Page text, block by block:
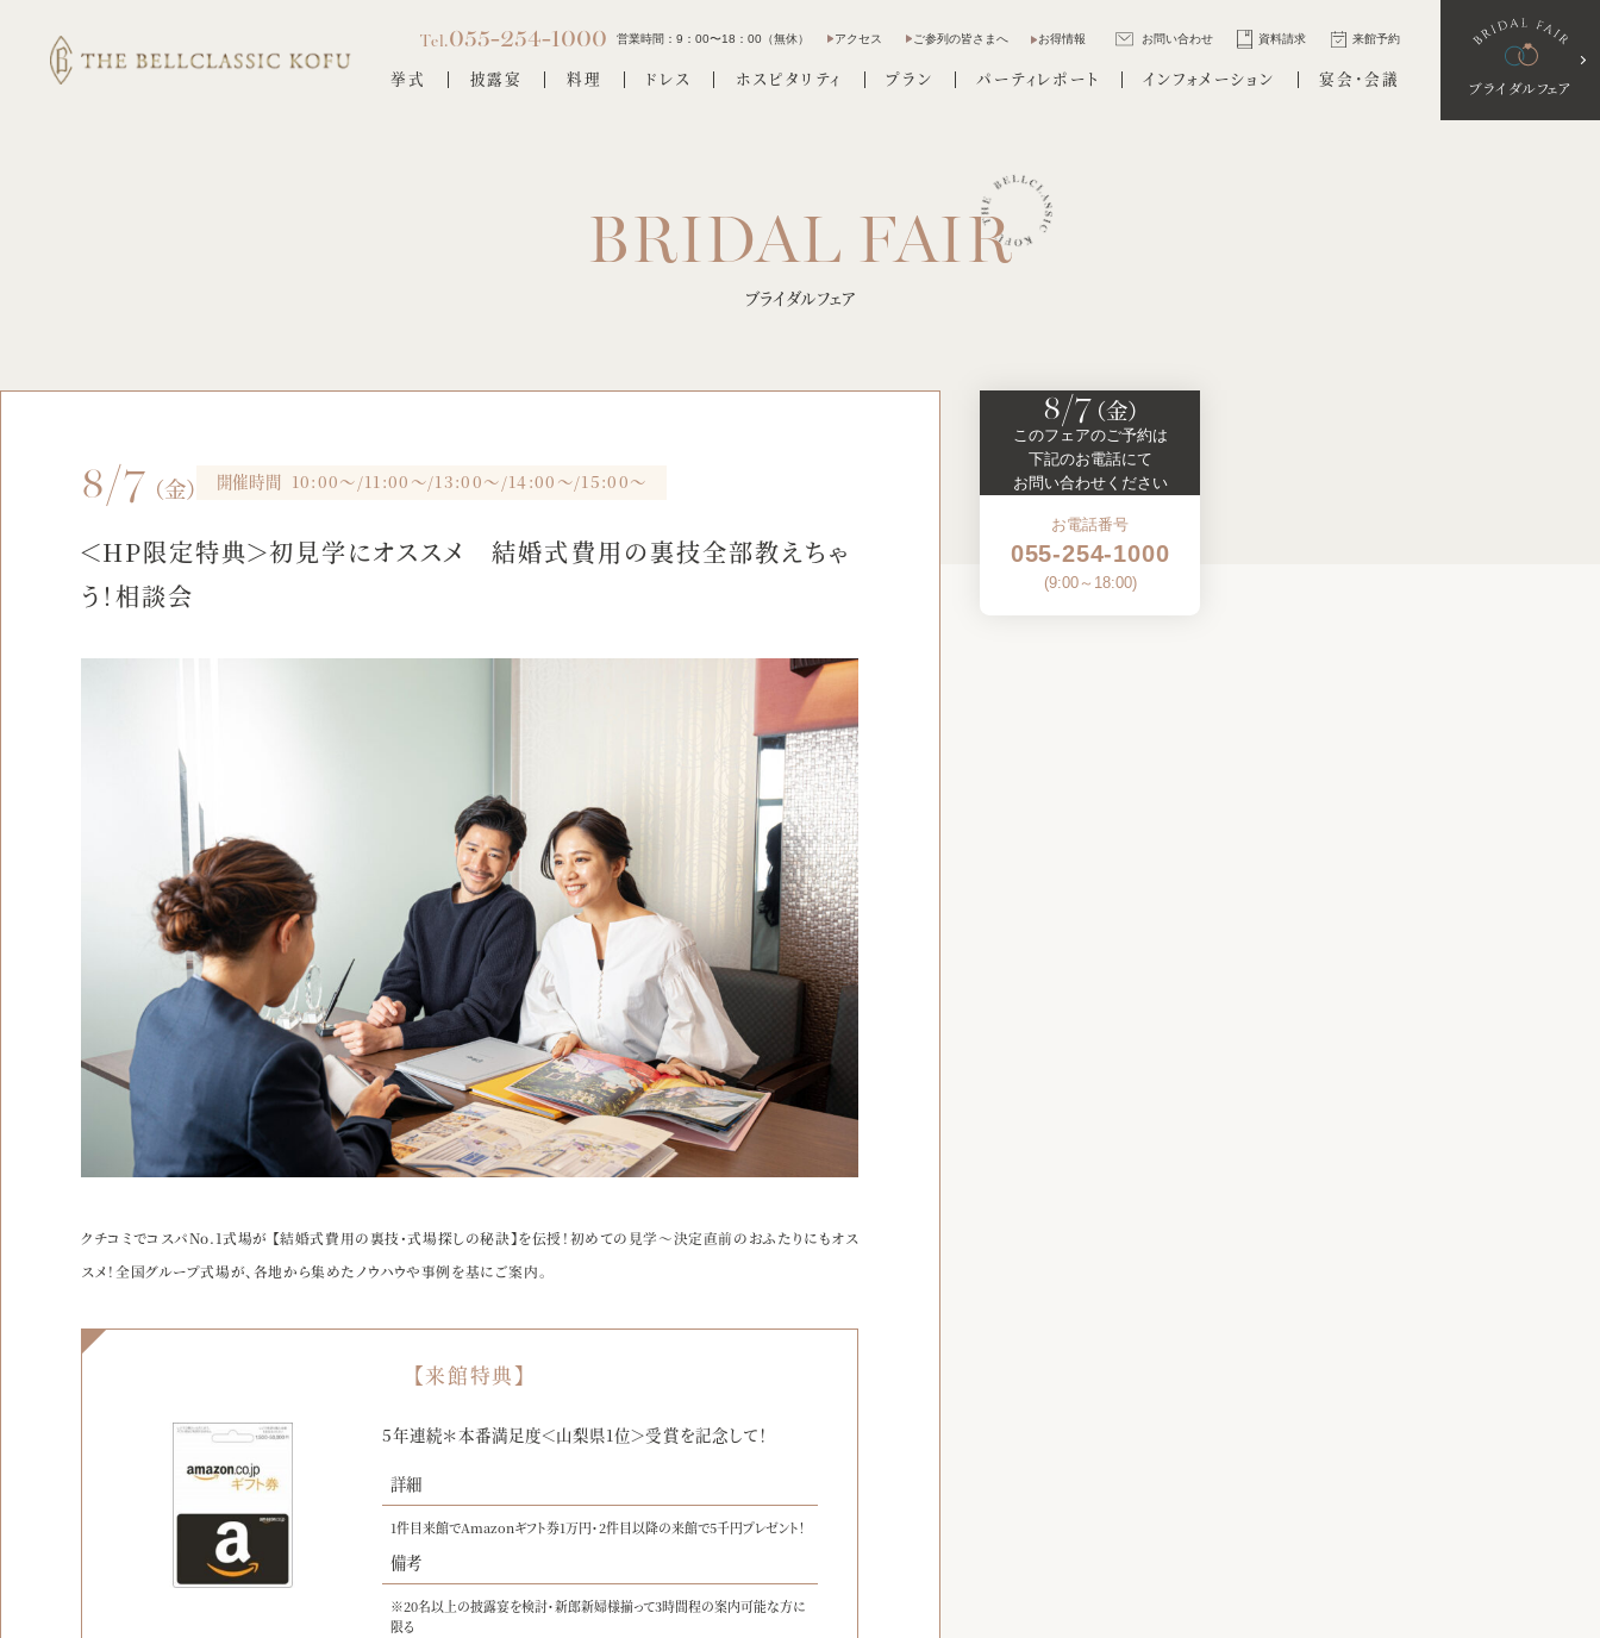
Tel.055-254-1000 営業時間：9：00〜18：00（無休） アクセス ご参列の皆さまへ お得情報 お問い合わせ 資料請求 来館予約
ブライダルフェア
挙式 披露宴 料理 ドレス ホスピタリティ プラン パーティレポート インフォメーション 宴会・会議
ブライダルフェア
8/7 （金） 開催時間 10:00～/11:00～/13:00～/14:00～/15:00～
＜HP限定特典＞初見学にオススメ 結婚式費用の裏技全部教えちゃ
う！相談会
クチコミでコスパNo.1式場が 【結婚式費用の裏技・式場探しの秘訣】を伝授！初めての見学～決定直前のおふたりにもオス
スメ！全国グループ式場が、各地から集めたノウハウや事例を基にご案内。
【来館特典】
5年連続＊本番満足度＜山梨県1位＞受賞を記念して！
詳細
1件目来館でAmazonギフト券1万円・2件目以降の来館で5千円プレゼント！
備考
※20名以上の披露宴を検討・新郎新婦様揃って3時間程の案内可能な方に
限る
8/7 （金）
このフェアのご予約は
下記のお電話にて
お問い合わせください
お電話番号
055-254-1000
(9:00～18:00)